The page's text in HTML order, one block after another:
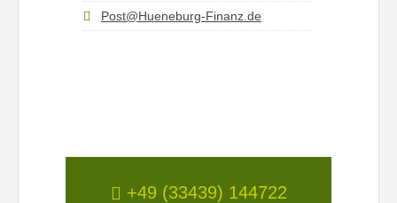
Post@Hueneburg-Finanz.de
+49 (33439) 144722